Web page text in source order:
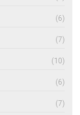
(6)
(7)
(10)
(6)
(7)